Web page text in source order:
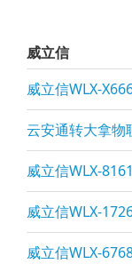
威立信
威立信WLX-
云安通转大拿物
威立信WLX-
威立信WLX-
威立信WLX-